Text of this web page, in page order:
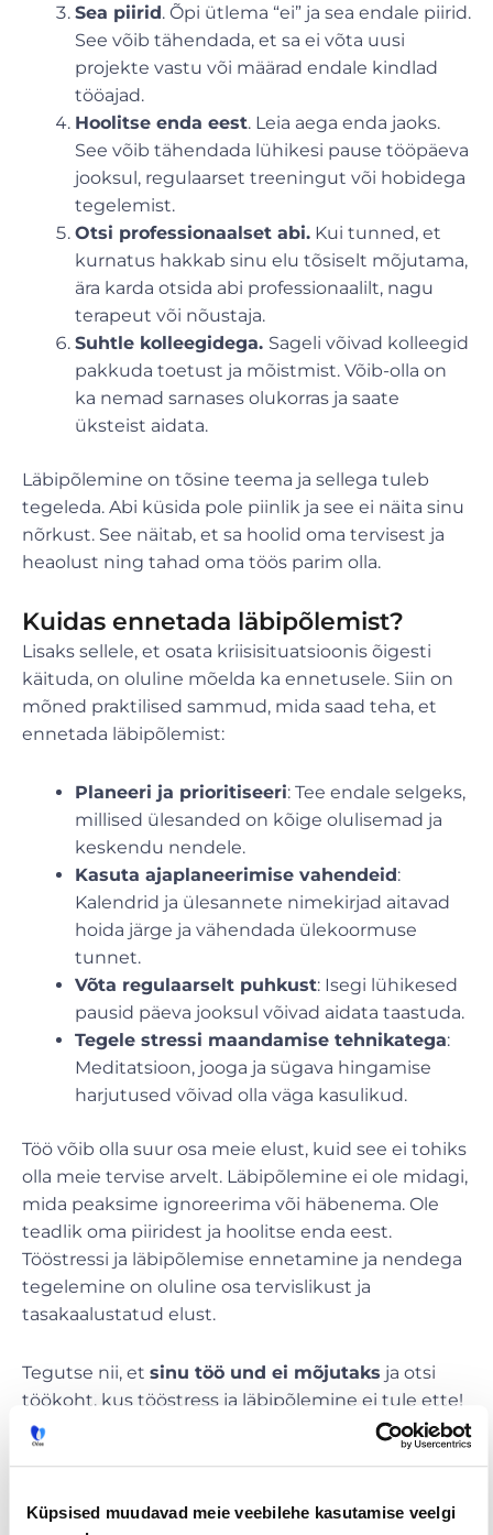
Küpsised muudavad meie veebilehe kasutamise veelgi
Sea piirid. Õpi ütlema “ei” ja sea endale piirid.
See võib tähendada, et sa ei võta uusi
projekte vastu või määrad endale kindlad
tööajad.
Hoolitse enda eest. Leia aega enda jaoks.
See võib tähendada lühikesi pause tööpäeva
jooksul, regulaarset treeningut või hobidega
tegelemist.
Otsi professionaalset abi. Kui tunned, et
kurnatus hakkab sinu elu tõsiselt mõjutama,
ära karda otsida abi professionaalilt, nagu
terapeut või nõustaja.
Suhtle kolleegidega. Sageli võivad kolleegid
pakkuda toetust ja mõistmist. Võib-olla on
ka nemad sarnases olukorras ja saate
üksteist aidata.
Läbipõlemine on tõsine teema ja sellega tuleb
tegeleda. Abi küsida pole piinlik ja see ei näita sinu
nõrkust. See näitab, et sa hoolid oma tervisest ja
heaolust ning tahad oma töös parim olla.
Kuidas ennetada läbipõlemist?
Lisaks sellele, et osata kriisisituatsioonis õigesti
käituda, on oluline mõelda ka ennetusele. Siin on
mõned praktilised sammud, mida saad teha, et
ennetada läbipõlemist:
Planeeri ja prioritiseeri: Tee endale selgeks,
millised ülesanded on kõige olulisemad ja
keskendu nendele.
Kasuta ajaplaneerimise vahendeid:
Kalendrid ja ülesannete nimekirjad aitavad
hoida järge ja vähendada ülekoormuse
tunnet.
Võta regulaarselt puhkust: Isegi lühikesed
pausid päeva jooksul võivad aidata taastuda.
Tegele stressi maandamise tehnikatega:
Meditatsioon, jooga ja sügava hingamise
harjutused võivad olla väga kasulikud.
Töö võib olla suur osa meie elust, kuid see ei tohiks
olla meie tervise arvelt. Läbipõlemine ei ole midagi,
mida peaksime ignoreerima või häbenema. Ole
teadlik oma piiridest ja hoolitse enda eest.
Tööstressi ja läbipõlemise ennetamine ja nendega
tegelemine on oluline osa tervislikust ja
tasakaalustatud elust.
Tegutse nii, et sinu töö und ei mõjutaks ja otsi
töökoht, kus tööstress ja läbipõlemine ei tule ette!
Vaata tööpakkumisi ikka
tööportaalist. 💙
Tööpakkumised € Avaliku
Kaugtöö ja